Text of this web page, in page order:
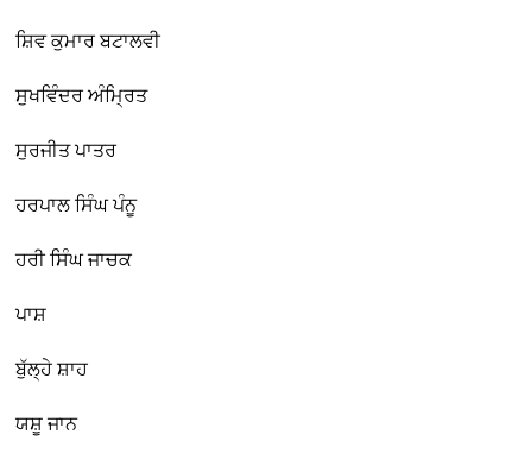
ਸ਼ਿਵ ਕੁਮਾਰ ਬਟਾਲਵੀ
ਸੁਖਵਿੰਦਰ ਅੰਮ੍ਰਿਤ
ਸੁਰਜੀਤ ਪਾਤਰ
ਹਰਪਾਲ ਸਿੰਘ ਪੰਨੂ
ਹਰੀ ਸਿੰਘ ਜਾਚਕ
ਪਾਸ਼
ਬੁੱਲ੍ਹੇ ਸ਼ਾਹ
ਯਸ਼ੂ ਜਾਨ